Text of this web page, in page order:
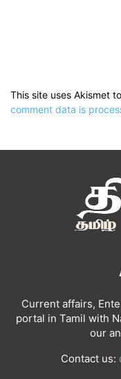
This site uses Akismet
comment data is
Current affairs,
portal in Tamil with
our
Contact us: